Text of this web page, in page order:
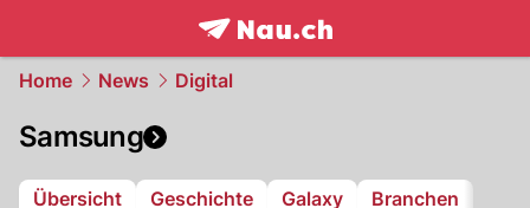
frontpage.NAU.ch
Home News Digital
Samsung
Übersicht Geschichte Galaxy Branchen